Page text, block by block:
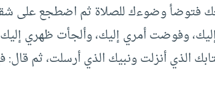
فتوضأ وضوءك للصلاة ثم اضطجع على
وفوضت أمري إليك، وألجأت ظهري إليك
الذي أنزلت ونبيك الذي أرسلت، ثم